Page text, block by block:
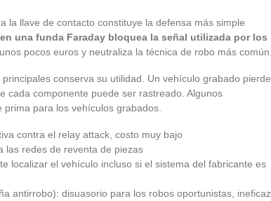
la llave de contacto constituye la defensa más simple
una funda Faraday bloquea la señal utilizada por los
pocos euros y neutraliza la técnica de robo más común.
conserva su utilidad. Un vehículo grabado pierde
cada componente puede ser rastreado. Algunos
para los vehículos grabados.
contra el relay attack, costo muy bajo
las redes de reventa de piezas
localizar el vehículo incluso si el sistema del fabricante es
antirrobo): disuasorio para los robos oportunistas, ineficaz